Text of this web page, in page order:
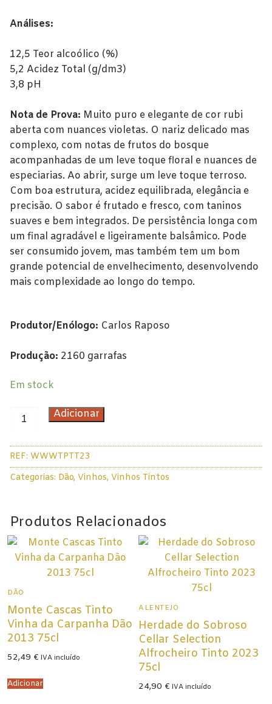
Lisboa
Tejo
Vinhos Rosé
Bairrada
Dão
Douro
Lisboa
Tejo
Colheita Tardia
Vinhos do Porto
Tawny
Branco
Espumantes
Espumantes
Vale Presente
Em Destaque
Análises:
12,5 Teor alcoólico (%)
5,2 Acidez Total (g/dm3)
3,8 pH
Nota de Prova: Muito puro e elegante de cor rubi
aberta com nuances violetas. O nariz delicado mas
complexo, com notas de frutos do bosque
acompanhadas de um leve toque floral e nuances de
especiarias. Ao abrir, surge um leve toque terroso.
Com boa estrutura, acidez equilibrada, elegância e
precisão. O sabor é frutado e fresco, com taninos
suaves e bem integrados. De persistência longa com
um final agradável e ligeiramente balsâmico. Pode
ser consumido jovem, mas também tem um bom
grande potencial de envelhecimento, desenvolvendo
mais complexidade ao longo do tempo.
Produtor/Enólogo: Carlos Raposo
Produção: 2160 garrafas
Em stock
Quantidade
Carlos
Raposo
-
Tinto
2023
75cl
Adicionar
REF: WWWTPTT23
Categorias: Dão, Vinhos, Vinhos Tintos
Produtos Relacionados
DÃO
Monte Cascas Tinto
Vinha da Carpanha Dão
2013 75cl
52,49 € IVA incluído
Adicionar
ALENTEJO
Herdade do Sobroso
Cellar Selection
Alfrocheiro Tinto 2023
75cl
24,90 € IVA incluído